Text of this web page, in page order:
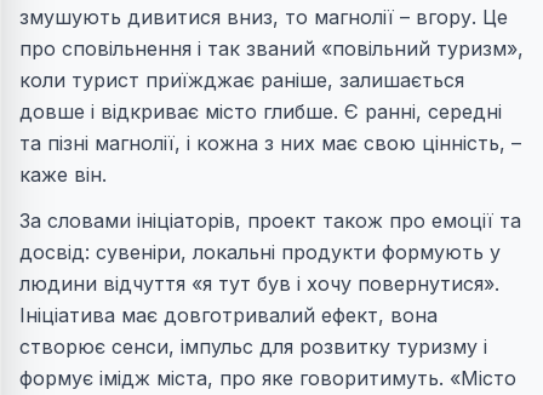
змушують дивитися вниз, то магнолії – вгору. Це
про сповільнення і так званий «повільний туризм»,
коли турист приїжджає раніше, залишається
довше і відкриває місто глибше. Є ранні, середні
та пізні магнолії, і кожна з них має свою цінність, –
каже він.
За словами ініціаторів, проект також про емоції та
досвід: сувеніри, локальні продукти формують у
людини відчуття «я тут був і хочу повернутися».
Ініціатива має довготривалий ефект, вона
створює сенси, імпульс для розвитку туризму і
формує імідж міста, про яке говоритимуть. «Місто